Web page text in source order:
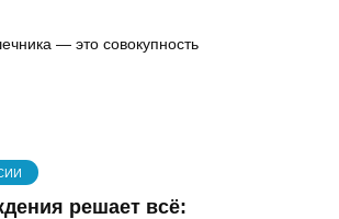
— это совокупность
решает всё: